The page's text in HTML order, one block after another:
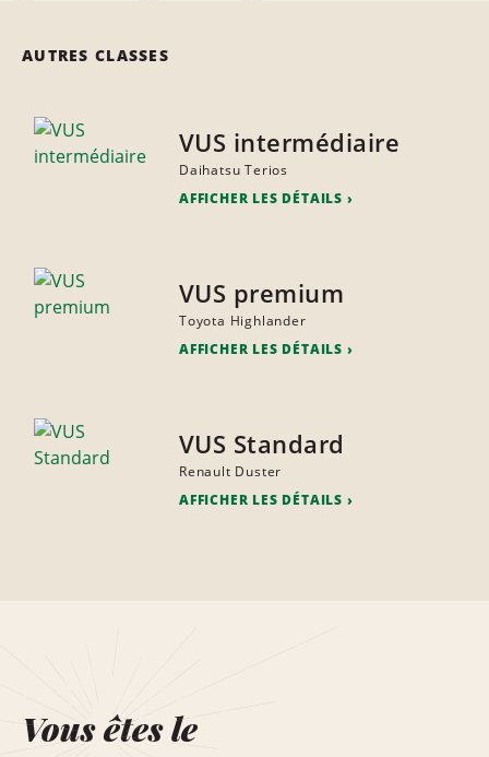
AUTRES CLASSES
VUS intermédiaire
Daihatsu Terios
AFFICHER LES DÉTAILS
VUS premium
Toyota Highlander
AFFICHER LES DÉTAILS
VUS Standard
Renault Duster
AFFICHER LES DÉTAILS
Vous êtes le